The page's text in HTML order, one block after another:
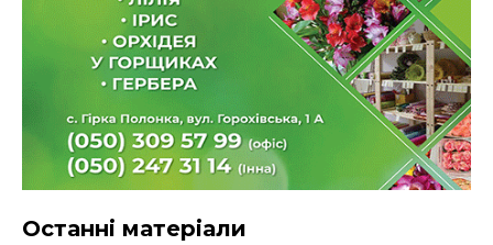
Останні матеріали